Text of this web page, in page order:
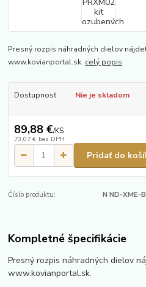
Presný rozpis náhradných dielov
www.kovianportal.sk. celý popis
Dostupnosť Nie je skladom
89,88 €/KS
73,07 € bez DPH
Pridať do
Číslo produktu: N ND-XME-B
Kompletné špecifikácie
Presný rozpis náhradných dielov
www.kovianportal.sk.